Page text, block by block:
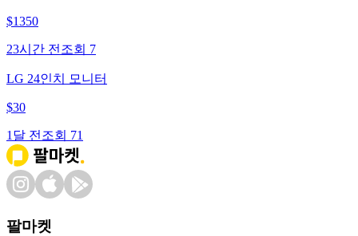
$1350
23시간 전 조회 7
LG 24인치 모니터
$30
1달 전 조회 71
팔마켓